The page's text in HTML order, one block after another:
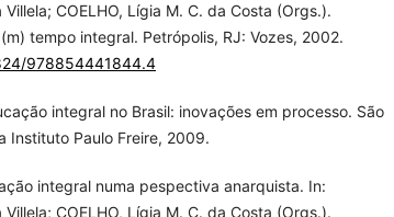
Villela; COELHO, Lígia M. C. da Costa (Orgs.).
tempo integral. Petrópolis, RJ: Vozes, 2002.
978854441844.4
integral no Brasil: inovações em processo. São
Instituto Paulo Freire, 2009.
integral numa pespectiva anarquista. In:
Villela; COELHO, Lígia M. C. da Costa (Orgs.).